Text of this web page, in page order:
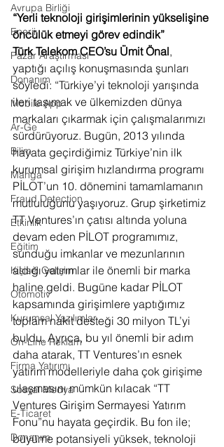
Avrupa Birliği
Enerji
Pazar Araştırması
Donanım
Mobile App
Ar-Ge
Bilim
Manga
Fraud Detection
Etkinlik
Eğitim
Kişisel Gelişim
Otomotiv
Kurumsal Yazılımlar
On-Line Reklam
Firma Yatırımı
Sosyal Medya
E-Ticaret
Donanım
“Yerli teknoloji girişimlerinin yükselişine
öncülük etmeyi görev edindik”
Türk Telekom CEO’su Ümit Önal,
yaptığı açılış konuşmasında şunları
söyledi: “Türkiye’yi teknoloji yarışında
ileri taşımak ve ülkemizden dünya
markaları çıkarmak için çalışmalarımızı
sürdürüyoruz. Bugün, 2013 yılında
hayata geçirdiğimiz Türkiye’nin ilk
kurumsal girişim hızlandırma programı
PİLOT’un 10. dönemini tamamlamanın
mutluluğunu yaşıyoruz. Grup şirketimiz
TT Ventures’ın çatısı altında yoluna
devam eden PİLOT programımız,
sunduğu imkanlar ve mezunlarının
aldığı yatırımlar ile önemli bir marka
haline geldi. Bugüne kadar PİLOT
kapsamında girişimlere yaptığımız
toplam nakit desteği 30 milyon TL’yi
buldu. Ayrıca, bu yıl önemli bir adım
daha atarak, TT Ventures’ın esnek
yatırım modelleriyle daha çok girişime
ulaşmasını mümkün kılacak “TT
Ventures Girişim Sermayesi Yatırım
Fonu”nu hayata geçirdik. Bu fon ile;
büyüme potansiyeli yüksek, teknoloji